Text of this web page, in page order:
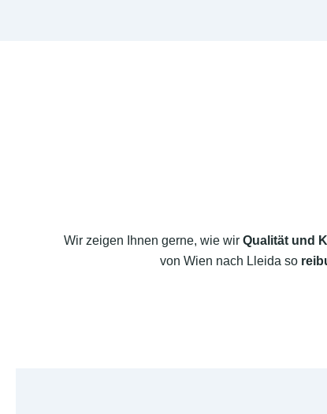
Wir zeigen Ihnen gerne, wie wir Qualität und
von Wien nach Lleida so